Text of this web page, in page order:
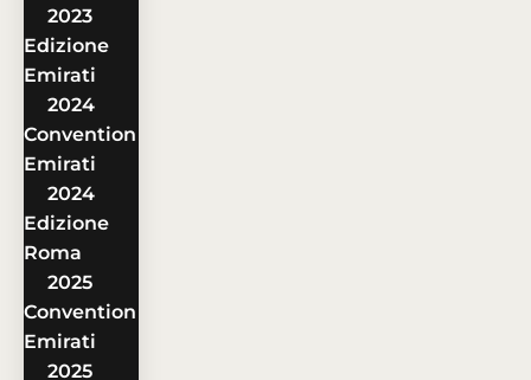
2023
Edizione
Emirati
2024
Convention
Emirati
2024
Edizione
Roma
2025
Convention
Emirati
2025